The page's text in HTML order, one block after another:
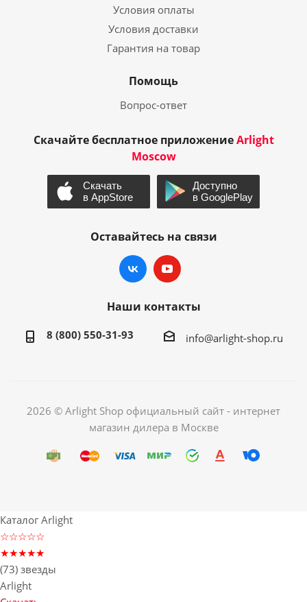
Условия оплаты
Условия доставки
Гарантия на товар
Помощь
Вопрос-ответ
Скачайте бесплатное приложениеArlight
Moscow
Оставайтесь на связи
Наши контакты
8 (800) 550-31-93 info@arlight-shop.ru
2026 © Arlight Shop официальный сайт - интернет
магазин дилера в Москве
Каталог Arlight
☆☆☆☆☆
★★★★★
(73) звезды
Arlight